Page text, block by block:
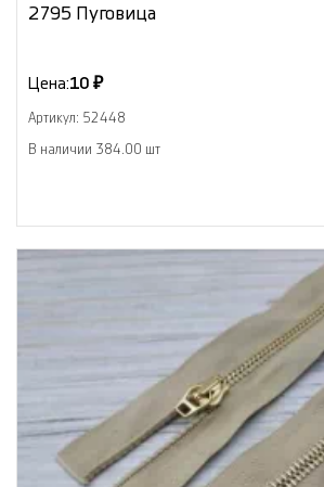
2795 Пуговица
Цена:10 ₽
Артикул: 52448
В наличии 384.00 шт